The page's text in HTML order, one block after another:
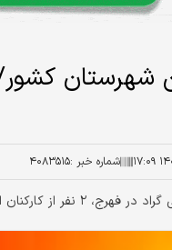
درجه در این
شماره خبر :۴۰۸۳۵۱۵